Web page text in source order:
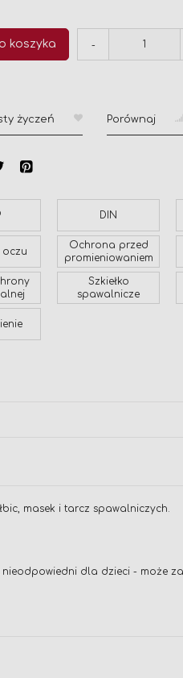
koszyka -
życzeń Porównaj
DIN
Ochrona przed
promieniowaniem
Szkiełko
spawalnicze
masek i tarcz spawalniczych.
dla dzieci - może